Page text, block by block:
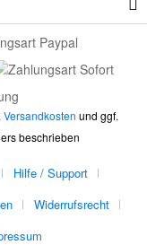
Versandkosten und ggf.
beschrieben
Hilfe / Support
Widerrufsrecht